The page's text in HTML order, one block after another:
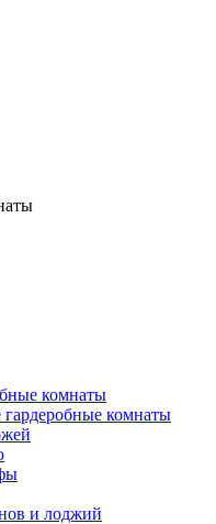
комнаты
комнаты
и лоджий